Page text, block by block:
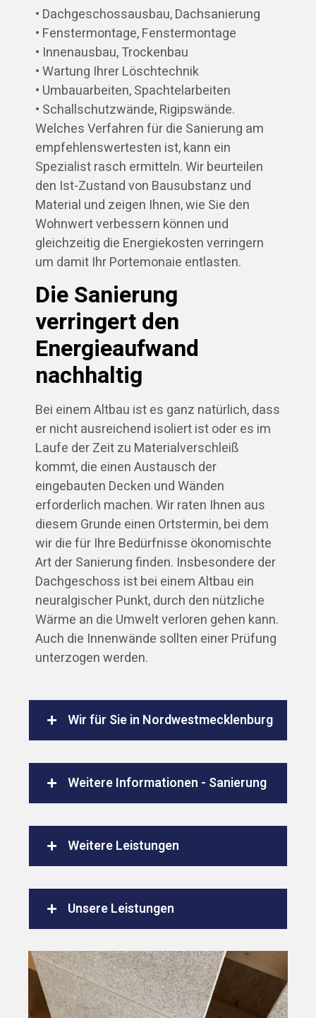
• Dachgeschossausbau, Dachsanierung
• Fenstermontage, Fenstermontage
• Innenausbau, Trockenbau
• Wartung Ihrer Löschtechnik
• Umbauarbeiten, Spachtelarbeiten
• Schallschutzwände, Rigipswände.
Welches Verfahren für die Sanierung am
empfehlenswertesten ist, kann ein
Spezialist rasch ermitteln. Wir beurteilen
den Ist-Zustand von Bausubstanz und
Material und zeigen Ihnen, wie Sie den
Wohnwert verbessern können und
gleichzeitig die Energiekosten verringern
um damit Ihr Portemonaie entlasten.
Die Sanierung
verringert den
Energieaufwand
nachhaltig
Bei einem Altbau ist es ganz natürlich, dass
er nicht ausreichend isoliert ist oder es im
Laufe der Zeit zu Materialverschleiß
kommt, die einen Austausch der
eingebauten Decken und Wänden
erforderlich machen. Wir raten Ihnen aus
diesem Grunde einen Ortstermin, bei dem
wir die für Ihre Bedürfnisse ökonomischte
Art der Sanierung finden. Insbesondere der
Dachgeschoss ist bei einem Altbau ein
neuralgischer Punkt, durch den nützliche
Wärme an die Umwelt verloren gehen kann.
Auch die Innenwände sollten einer Prüfung
unterzogen werden.
Wir für Sie in Nordwestmecklenburg
Weitere Informationen - Sanierung
Weitere Leistungen
Unsere Leistungen